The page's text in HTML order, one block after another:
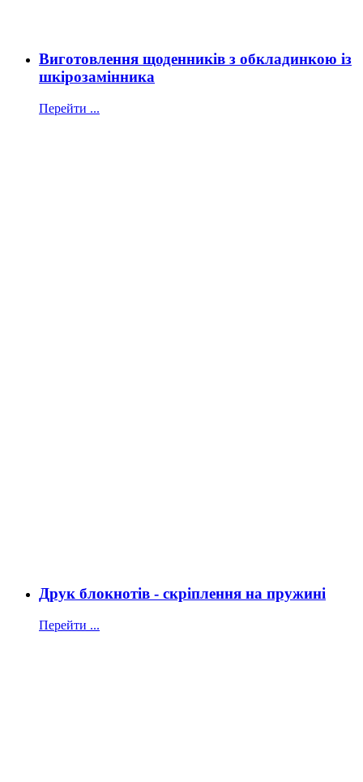
Виготовлення щоденників з обкладинкою із
шкірозамінника
Перейти ...
Друк блокнотів - скріплення на пружині
Перейти ...